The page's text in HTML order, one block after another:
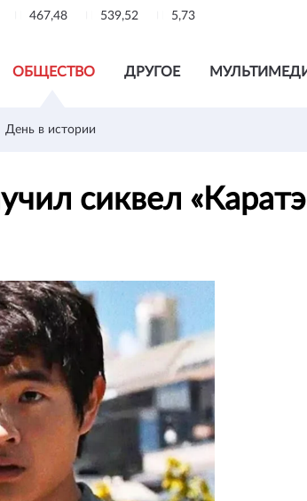
467,48 539,52 5,73
ОБЩЕСТВО ДРУГОЕ
День в истории
сиквел